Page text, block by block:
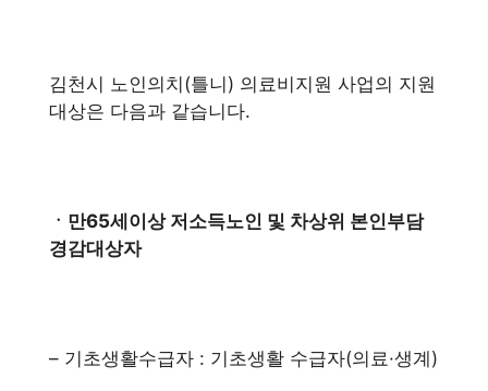
김천시 노인의치(틀니) 의료비지원 사업의 지원
대상은 다음과 같습니다.
ㆍ만65세이상 저소득노인 및 차상위 본인부담
경감대상자
– 기초생활수급자 : 기초생활 수급자(의료·생계)